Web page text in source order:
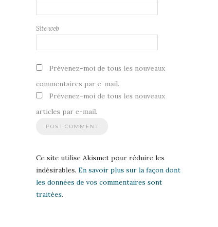
Site web
Prévenez-moi de tous les nouveaux
commentaires par e-mail.
Prévenez-moi de tous les nouveaux
articles par e-mail.
Ce site utilise Akismet pour réduire les
indésirables. En savoir plus sur la façon dont
les données de vos commentaires sont
traitées.